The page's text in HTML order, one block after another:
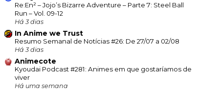
Re:En² – Jojo’s Bizarre Adventure – Parte 7: Steel Ball
Run – Vol. 09-12
Há 3 dias
In Anime we Trust
Resumo Semanal de Notícias #26: De 27/07 a 02/08
Há 3 dias
Animecote
Kyoudai Podcast #281: Animes em que gostaríamos de
viver
Há uma semana